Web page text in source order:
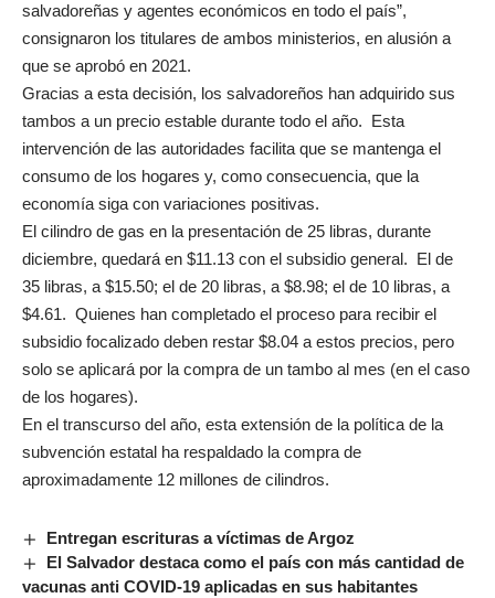
salvadoreñas y agentes económicos en todo el país”,
consignaron los titulares de ambos ministerios, en alusión a
que se aprobó en 2021.
Gracias a esta decisión, los salvadoreños han adquirido sus
tambos a un precio estable durante todo el año. Esta
intervención de las autoridades facilita que se mantenga el
consumo de los hogares y, como consecuencia, que la
economía siga con variaciones positivas.
El cilindro de gas en la presentación de 25 libras, durante
diciembre, quedará en $11.13 con el subsidio general. El de
35 libras, a $15.50; el de 20 libras, a $8.98; el de 10 libras, a
$4.61. Quienes han completado el proceso para recibir el
subsidio focalizado deben restar $8.04 a estos precios, pero
solo se aplicará por la compra de un tambo al mes (en el caso
de los hogares).
En el transcurso del año, esta extensión de la política de la
subvención estatal ha respaldado la compra de
aproximadamente 12 millones de cilindros.
Entregan escrituras a víctimas de Argoz
El Salvador destaca como el país con más cantidad de
vacunas anti COVID-19 aplicadas en sus habitantes